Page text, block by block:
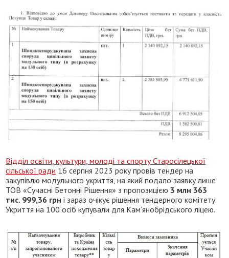
Відділ освіти, культури, молоді та спорту Старосілецької
сільської ради 16 серпня 2023 року провів тендер на
закупівлю модульного укриття, на який подало заявку лише
ТОВ «Сучасні Бетонні Рішення» з пропозицією 3 млн 363
тис. 999,36 грн і зараз очікує рішення тендерного комітету.
Укриття на 100 осіб купували для Кам’янобрідського ліцею.